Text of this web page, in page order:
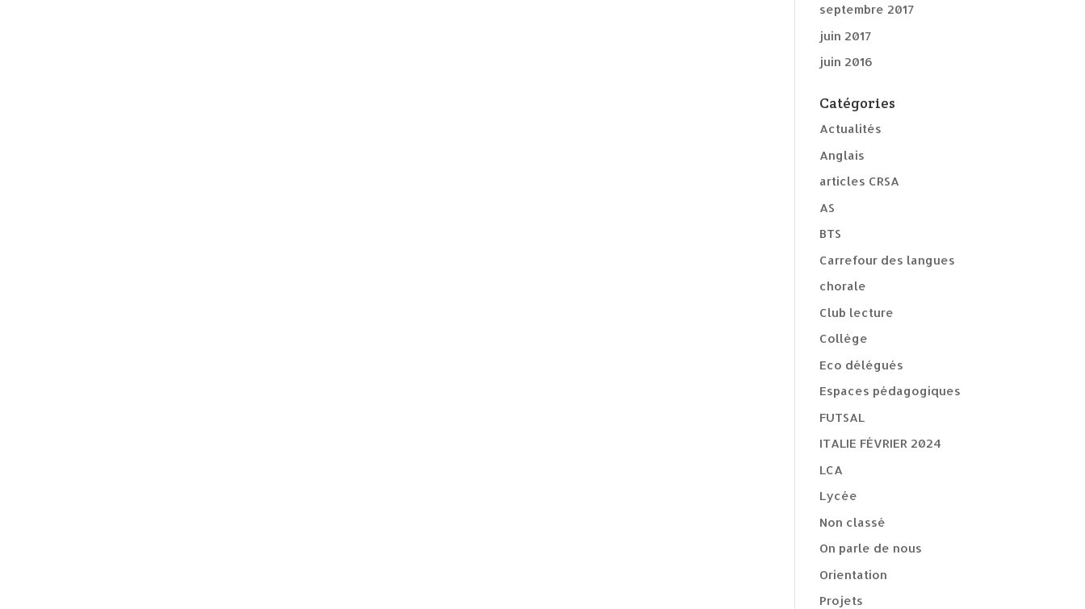
septembre 2017
juin 2017
juin 2016
Catégories
Actualités
Anglais
articles CRSA
AS
BTS
Carrefour des langues
chorale
Club lecture
Collège
Eco délégués
Espaces pédagogiques
FUTSAL
ITALIE FÉVRIER 2024
LCA
Lycée
Non classé
On parle de nous
Orientation
Projets